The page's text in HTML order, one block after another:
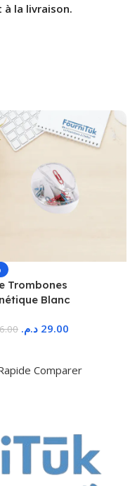
à la livraison.
Trombones
Blanc
29.00 د.م.
Comparer